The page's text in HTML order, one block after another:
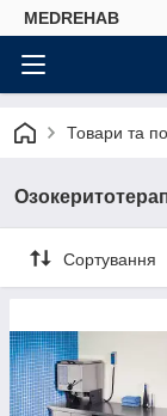
MEDREHAB
Товари та
Сортування